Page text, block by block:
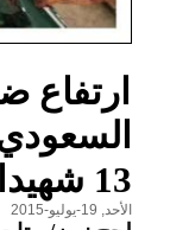
ارتفاع
13 شهيدا وأكثر من 20 جريحا
الأحد, 19-يوليو-2015